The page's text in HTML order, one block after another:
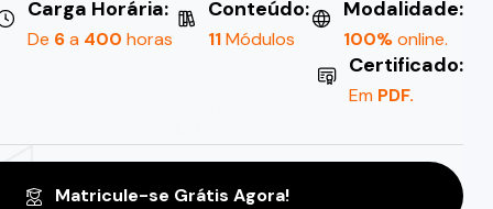
Carga Horária:
De 6a 400 horas
Conteúdo:
11Módulos
Modalidade:
100%online.
Certificado:
Em PDF.
Matricule-se Grátis Agora!